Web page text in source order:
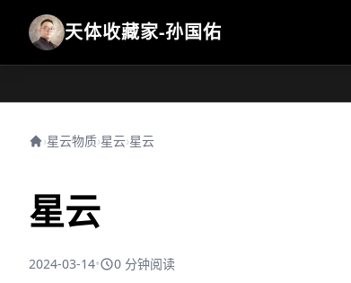
天体收藏家-孙国佑
›星云物质›星云›星云
星云
2024-03-14• 0 分钟阅读